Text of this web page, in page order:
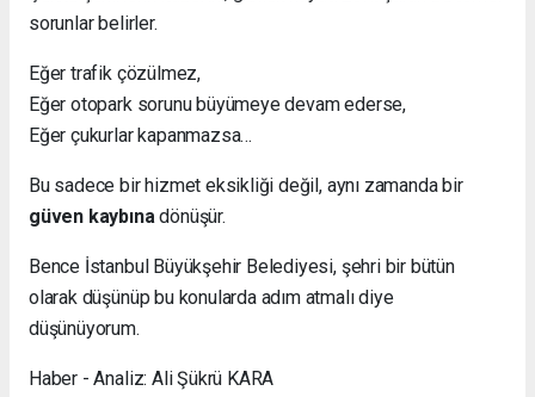
sorunlar belirler.
Eğer trafik çözülmez,
Eğer otopark sorunu büyümeye devam ederse,
Eğer çukurlar kapanmazsa…
Bu sadece bir hizmet eksikliği değil, aynı zamanda bir
güven kaybına dönüşür.
Bence İstanbul Büyükşehir Belediyesi, şehri bir bütün
olarak düşünüp bu konularda adım atmalı diye
düşünüyorum.
Haber - Analiz: Ali Şükrü KARA